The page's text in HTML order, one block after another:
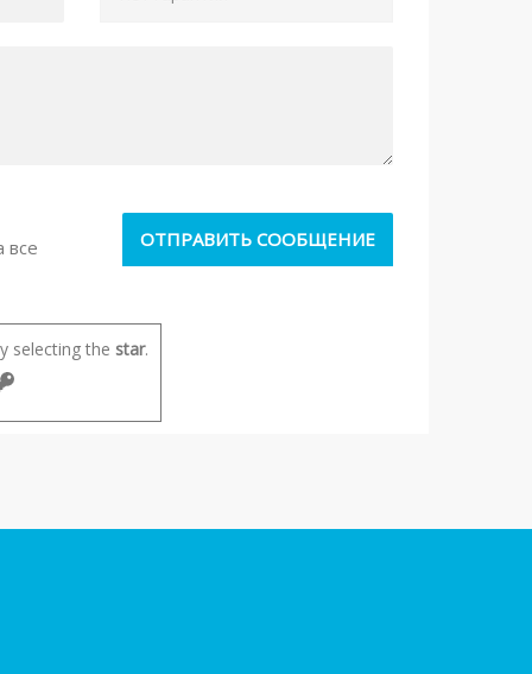
все
selecting the star.